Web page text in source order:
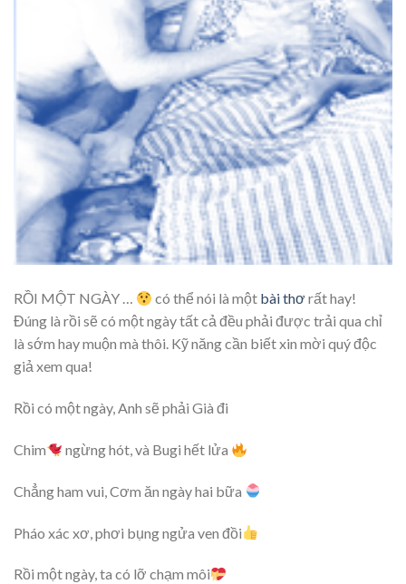
RỒI MỘT NGÀY … có thể nói là một bài thơ rất hay!
Đúng là rồi sẽ có một ngày tất cả đều phải được trải qua chỉ
là sớm hay muộn mà thôi. Kỹ năng cần biết xin mời quý độc
giả xem qua!
Rồi có một ngày, Anh sẽ phải Già đi
Chim ngừng hót, và Bugi hết lửa
Chẳng ham vui, Cơm ăn ngày hai bữa
Pháo xác xơ, phơi bụng ngửa ven đồi
Rồi một ngày, ta có lỡ chạm môi